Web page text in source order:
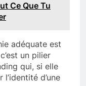
Ce Que Tu
adéquate est
un pilier
qui, si elle
d’une